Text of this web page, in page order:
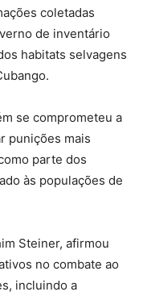
coletadas
de inventário
habitats selvagens
se comprometeu a
punições mais
parte dos
às populações de
Steiner, afirmou
no combate ao
incluindo a